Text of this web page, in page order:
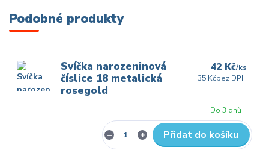
Podobné produkty
Svíčka narozeninová
číslice 18 metalická
rosegold
42 Kč/ks
35 Kčbez DPH
Do 3 dnů
Přidat do košíku